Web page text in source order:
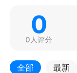
0
0人评分
全部 最新